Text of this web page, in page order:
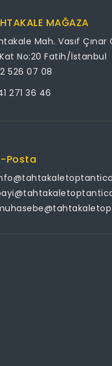
MAĞAZA
Mah. Vasıf Çınar
No:20 Fatih/İstanbul
526 07 08
271 36 46
Posta